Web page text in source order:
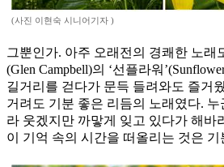
(사진 이현숙 시니어기자 )
그뿐인가. 아주 오래전의 경쾌한 노래
(Glen Campbell)의 ‘선플라워
길거리를 걷다가 문득 들려와도 즐거
거려도 기분 좋은 리듬의 노래였다. 누
라 웃겠지만 까맣게 잊고 있다가 해바
이 기억 속의 시간을 떠올리는 것은